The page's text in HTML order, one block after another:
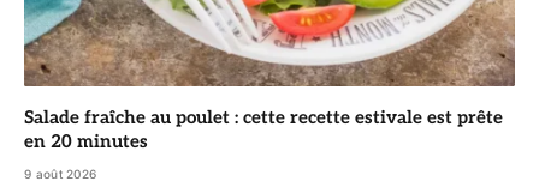
Salade fraîche au poulet : cette recette estivale est prête
en 20 minutes
9 août 2026